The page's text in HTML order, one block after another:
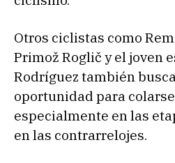
Otros ciclistas como
Primož Roglič y el joven
Rodríguez también
oportunidad para
especialmente en las
en las contrarrelojes.